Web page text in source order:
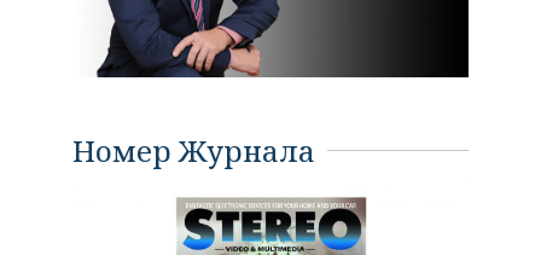
Номер Журнала